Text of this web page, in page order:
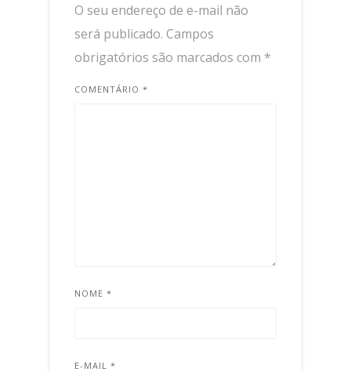
O seu endereço de e-mail não
será publicado. Campos
obrigatórios são marcados com *
COMENTÁRIO *
NOME *
E-MAIL *